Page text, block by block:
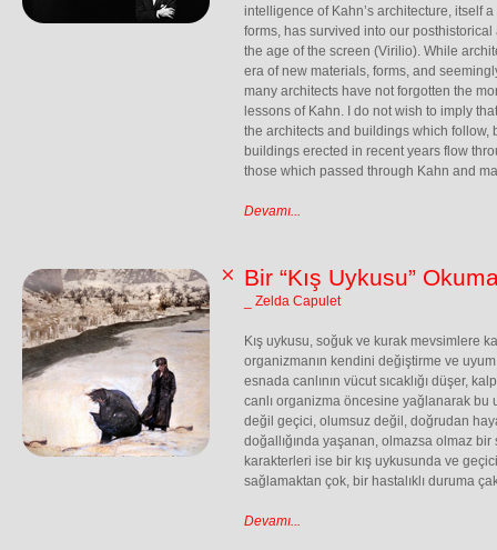
intelligence of Kahn’s architecture, itself
forms, has survived into our
the age of the screen (Virilio). While
era of new materials, forms, and
many architects have not forgotten the
lessons of Kahn. I do not wish to imply
the architects and buildings which follow,
buildings erected in recent years flow
those which passed through Kahn and
Devamı...
Bir “Kış Uykusu”
_ Zelda Capulet
Kış uykusu, soğuk ve kurak mevsimlere
organizmanın kendini değiştirme ve
esnada canlının vücut sıcaklığı düşer,
canlı organizma öncesine yağlanarak bu
değil geçici, olumsuz değil, doğrudan
doğallığında yaşanan, olmazsa olmaz bir
karakterleri ise bir kış uykusunda ve
sağlamaktan çok, bir hastalıklı duruma
Devamı...